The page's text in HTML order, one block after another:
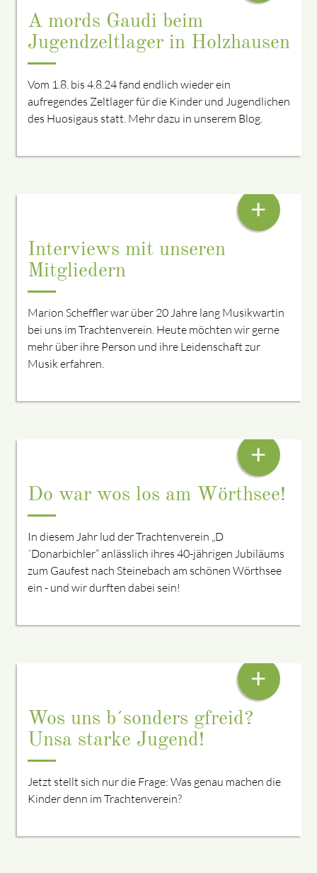
A mords Gaudi beim
Jugendzeltlager in Holzhausen
Vom 1.8. bis 4.8.24 fand endlich wieder ein
aufregendes Zeltlager für die Kinder und Jugendlichen
des Huosigaus statt. Mehr dazu in unserem Blog.
Interviews mit unseren
Mitgliedern
Marion Scheffler war über 20 Jahre lang Musikwartin
bei uns im Trachtenverein. Heute möchten wir gerne
mehr über ihre Person und ihre Leidenschaft zur
Musik erfahren.
+
Do war wos los am Wörthsee!
In diesem Jahr lud der Trachtenverein „D
´Donarbichler“ anlässlich ihres 40-jährigen Jubiläums
zum Gaufest nach Steinebach am schönen Wörthsee
ein - und wir durften dabei sein!
+
Wos uns b´sonders gfreid?
Unsa starke Jugend!
Jetzt stellt sich nur die Frage: Was genau machen die
Kinder denn im Trachtenverein?
+